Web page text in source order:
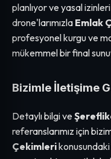
planlıyor ve yasal
drone'larımızla Emlak
profesyonel kurgu ve
mükemmel bir final
Bizimle İletişime
Detaylı bilgi ve
referanslarımız için
Çekimlerikonusundaki